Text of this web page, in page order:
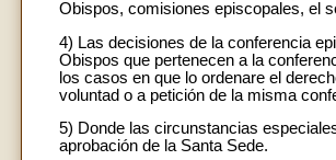
Obispos, comisiones episcopales, el
4) Las decisiones de la conferencia
Obispos que pertenecen a la
los casos en que lo ordenare el
voluntad o a petición de la misma
5) Donde las circunstancias
aprobación de la Santa Sede.